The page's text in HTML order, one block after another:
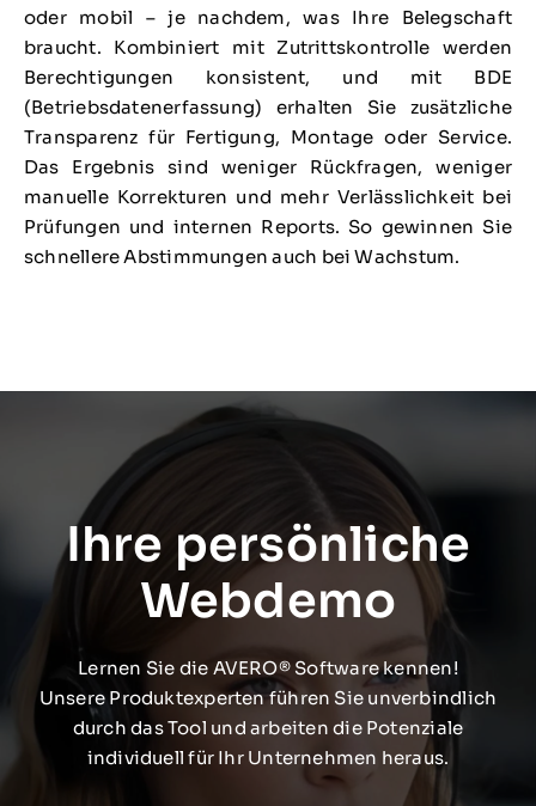
oder mobil – je nachdem, was Ihre Belegschaft
braucht. Kombiniert mit Zutrittskontrolle werden
Berechtigungen konsistent, und mit BDE
(Betriebsdatenerfassung) erhalten Sie zusätzliche
Transparenz für Fertigung, Montage oder Service.
Das Ergebnis sind weniger Rückfragen, weniger
manuelle Korrekturen und mehr Verlässlichkeit bei
Prüfungen und internen Reports. So gewinnen Sie
schnellere Abstimmungen auch bei Wachstum.
Ihre persönliche
Webdemo
Lernen Sie die AVERO® Software kennen!
Unsere Produktexperten führen Sie unverbindlich
durch das Tool und arbeiten die Potenziale
individuell für Ihr Unternehmen heraus.